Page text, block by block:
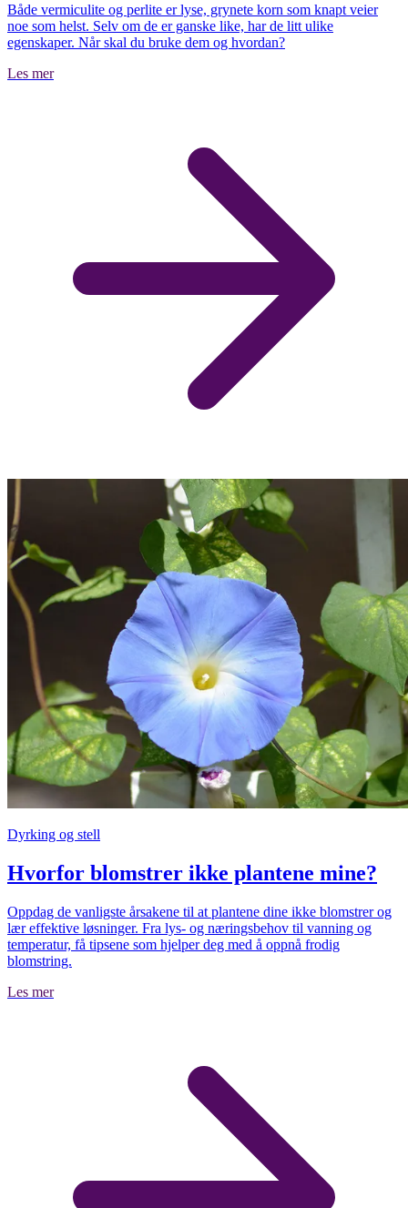
Både vermiculite og perlite er lyse, grynete korn som knapt veier
noe som helst. Selv om de er ganske like, har de litt ulike
egenskaper. Når skal du bruke dem og hvordan?
Les mer
Dyrking og stell
Hvorfor blomstrer ikke plantene mine?
Oppdag de vanligste årsakene til at plantene dine ikke blomstrer og
lær effektive løsninger. Fra lys- og næringsbehov til vanning og
temperatur, få tipsene som hjelper deg med å oppnå frodig
blomstring.
Les mer